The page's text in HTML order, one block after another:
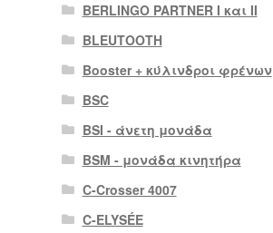
BERLINGO PARTNER I και II
BLEUTOOTH
Booster + κύλινδροι φρένων
BSC
BSI - άνετη μονάδα
BSM - μονάδα κινητήρα
C-Crosser 4007
C-ELYSÉE